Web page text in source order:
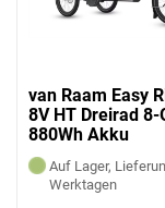
van Raam Easy
8V HT Dreirad 8-
880Wh Akku
Auf Lager,
Werktagen